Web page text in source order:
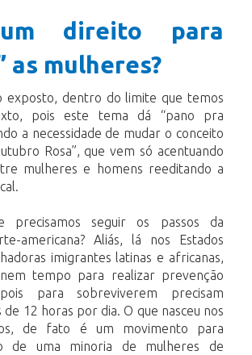
direito para
as mulheres?
exposto, dentro do limite que temos
pois este tema dá “pano pra
a necessidade de mudar o conceito
Rosa”, que vem só acentuando
mulheres e homens reeditando a
precisamos seguir os passos da
americana? Aliás, lá nos Estados
imigrantes latinas e africanas,
tempo para realizar prevenção
para sobreviverem precisam
12 horas por dia. O que nasceu nos
de fato é um movimento para
de uma minoria de mulheres de